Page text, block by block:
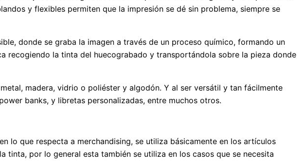
y flexibles permiten que la impresión se dé sin problema, siempre se
donde se graba la imagen a través de un proceso químico, formando un
recogiendo la tinta del huecograbado y transportándola sobre la pieza donde
madera, vidrio o poliéster y algodón. Y al ser versátil y tan fácilmente
banks, y libretas personalizadas, entre muchos otros.
lo que respecta a merchandising, se utiliza básicamente en los artículos
por lo general esta también se utiliza en los casos que se necesita